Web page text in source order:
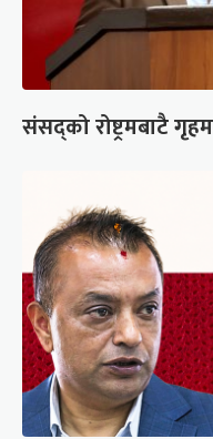
संसद्को रोष्ट्रमबाटै